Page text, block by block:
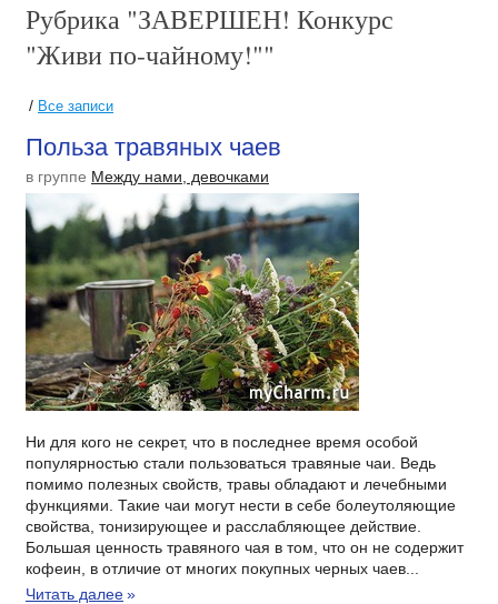
Рубрика "ЗАВЕРШЕН! Конкурс
"Живи по-чайному!""
/ Все записи
Польза травяных чаев
в группе Между нами, девочками
Ни для кого не секрет, что в последнее время особой
популярностью стали пользоваться травяные чаи. Ведь
помимо полезных свойств, травы обладают и лечебными
функциями. Такие чаи могут нести в себе болеутоляющие
свойства, тонизирующее и расслабляющее действие.
Большая ценность травяного чая в том, что он не содержит
кофеин, в отличие от многих покупных черных чаев...
Читать далее»